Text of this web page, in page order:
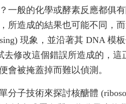
一般的化學或酵素反應都俱
所造成的結果也可能不同，
現象，並沿著其 DNA 模
修改這個錯誤所造成的，這
會被掩蓋掉而難以偵測。
分子技術來探討核醣體